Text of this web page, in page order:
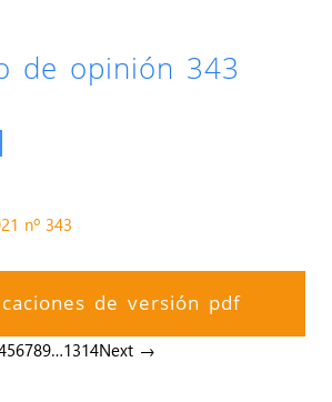
de opinión 343
nº 343
de versión pdf
56789…1314Next →